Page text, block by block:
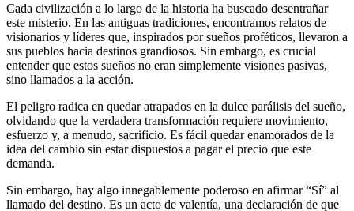
Cada civilización a lo largo de la historia ha buscado desentrañar
este misterio. En las antiguas tradiciones, encontramos relatos de
visionarios y líderes que, inspirados por sueños proféticos, llevaron a
sus pueblos hacia destinos grandiosos. Sin embargo, es crucial
entender que estos sueños no eran simplemente visiones pasivas,
sino llamados a la acción.
El peligro radica en quedar atrapados en la dulce parálisis del sueño,
olvidando que la verdadera transformación requiere movimiento,
esfuerzo y, a menudo, sacrificio. Es fácil quedar enamorados de la
idea del cambio sin estar dispuestos a pagar el precio que este
demanda.
Sin embargo, hay algo innegablemente poderoso en afirmar “Sí” al
llamado del destino. Es un acto de valentía, una declaración de que